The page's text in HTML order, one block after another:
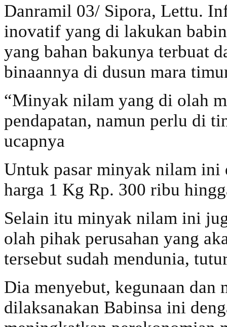
Danramil 03/ Sipora, Lettu.
inovatif yang di lakukan
yang bahan bakunya terbuat
binaannya di dusun mara
“Minyak nilam yang di olah
pendapatan, namun perlu di
ucapnya
Untuk pasar minyak nilam ini
harga 1 Kg Rp. 300 ribu
Selain itu minyak nilam ini
olah pihak perusahan yang
tersebut sudah mendunia,
Dia menyebut, kegunaan
dilaksanakan Babinsa ini